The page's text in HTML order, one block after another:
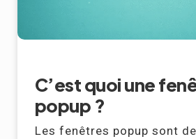
C’est quoi une
popup ?
Les fenêtres popup sont